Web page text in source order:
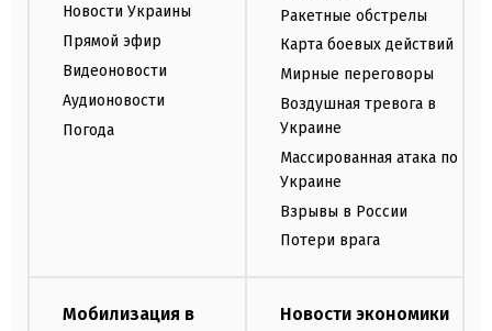
Новости Украины
Прямой эфир
Видеоновости
Аудионовости
Погода
Ракетные обстрелы
Карта боевых действий
Мирные переговоры
Воздушная тревога в
Украине
Массированная атака по
Украине
Взрывы в России
Потери врага
Мобилизация в
Новости экономики